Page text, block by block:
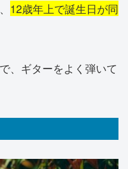
12歳年上で誕生日が同
、ギターをよく弾いて